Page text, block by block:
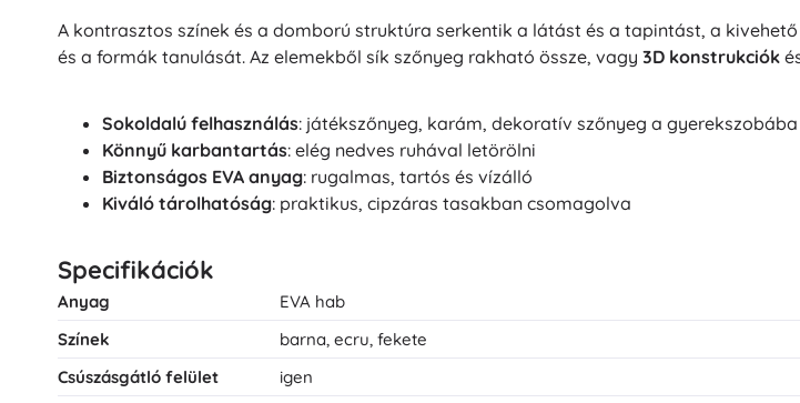
A kontrasztos színek és a domború struktúra serkentik a látást és a tapintást, a
és a formák tanulását. Az elemekből sík szőnyeg rakható össze, vagy 3D konstrukciók
Sokoldalú felhasználás: játékszőnyeg, karám, dekoratív szőnyeg a gyerekszobába
Könnyű karbantartás: elég nedves ruhával letörölni
Biztonságos EVA anyag: rugalmas, tartós és vízálló
Kiváló tárolhatóság: praktikus, cipzáras tasakban csomagolva
Specifikációk
Anyag
EVA hab
Színek
barna, ecru, fekete
Csúszásgátló felület
igen